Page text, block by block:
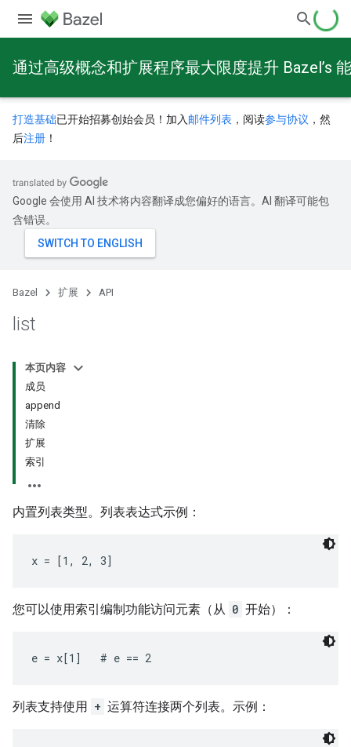
通过高级概念和扩展程序最大限度提升 Bazel’s
打造基础已开始招募创始会员！加入 邮件列表 ，阅读参与协议 ，然
后注册 ！
Google 会使用 AI 技术将内容翻译成您偏好的语言。AI 翻译可能包
含错误。
Bazel 扩展 API
list
本页内容
成员
append
清除
扩展
索引
内置列表类型。列表表达式示例：
x = [1, 2, 3]
您可以使用索引编制功能访问元素（从 0 开始）：
e = x[1]   # e == 2
列表支持使用 + 运算符连接两个列表。示例：